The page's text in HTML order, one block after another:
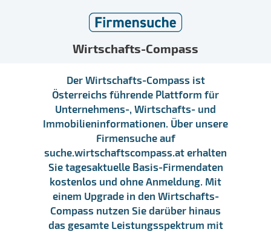
Wirtschafts-Compass
Der Wirtschafts-Compass ist
Österreichs führende Plattform für
Unternehmens-, Wirtschafts- und
Immobilieninformationen. Über unsere
Firmensuche auf
suche.wirtschaftscompass.at erhalten
Sie tagesaktuelle Basis-Firmendaten
kostenlos und ohne Anmeldung. Mit
einem Upgrade in den Wirtschafts-
Compass nutzen Sie darüber hinaus
das gesamte Leistungsspektrum mit